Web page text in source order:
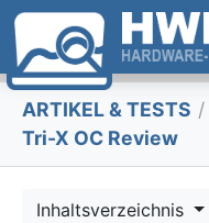
ARTIKEL & TESTS /
Tri-X OC Review
Inhaltsverzeichnis